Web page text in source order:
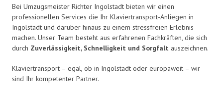
Bei Umzugsmeister Richter Ingolstadt bieten wir einen
professionellen Services die Ihr Klaviertransport-Anliegen in
Ingolstadt und darüber hinaus zu einem stressfreien Erlebnis
machen. Unser Team besteht aus erfahrenen Fachkräften, die sich
durch Zuverlässigkeit, Schnelligkeit und Sorgfalt auszeichnen.
Klaviertransport – egal, ob in Ingolstadt oder europaweit – wir
sind Ihr kompetenter Partner.